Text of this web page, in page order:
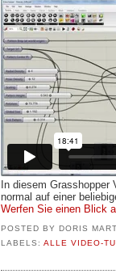
In diesem Grasshopper
normal auf einer
Werfen Sie einen Blick
POSTED BY DORIS
LABELS: ALLE VIDEO-